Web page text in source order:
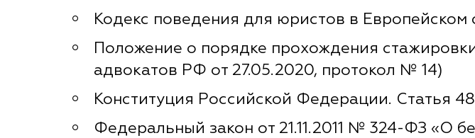
Кодекс поведения для юристов в Европейском
Положение о порядке прохождения
адвокатов РФ от 27.05.2020, протокол № 14)
Конституция Российской Федерации. Статья 48
Федеральный закон от 21.11.2011 № 324-ФЗ «О